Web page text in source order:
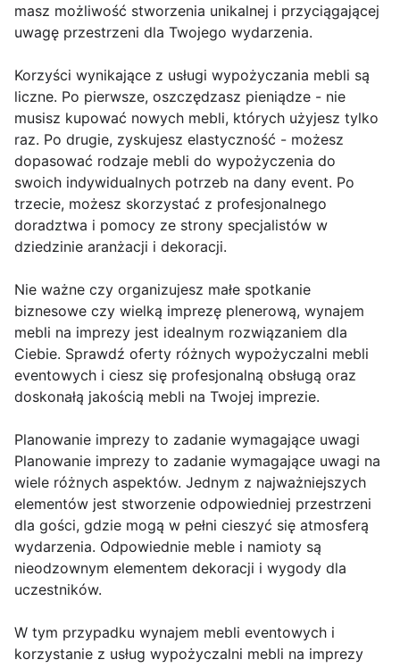
masz możliwość stworzenia unikalnej i przyciągającej
uwagę przestrzeni dla Twojego wydarzenia.
Korzyści wynikające z usługi wypożyczania mebli są
liczne. Po pierwsze, oszczędzasz pieniądze - nie
musisz kupować nowych mebli, których użyjesz tylko
raz. Po drugie, zyskujesz elastyczność - możesz
dopasować rodzaje mebli do wypożyczenia do
swoich indywidualnych potrzeb na dany event. Po
trzecie, możesz skorzystać z profesjonalnego
doradztwa i pomocy ze strony specjalistów w
dziedzinie aranżacji i dekoracji.
Nie ważne czy organizujesz małe spotkanie
biznesowe czy wielką imprezę plenerową, wynajem
mebli na imprezy jest idealnym rozwiązaniem dla
Ciebie. Sprawdź oferty różnych wypożyczalni mebli
eventowych i ciesz się profesjonalną obsługą oraz
doskonałą jakością mebli na Twojej imprezie.
Planowanie imprezy to zadanie wymagające uwagi
Planowanie imprezy to zadanie wymagające uwagi na
wiele różnych aspektów. Jednym z najważniejszych
elementów jest stworzenie odpowiedniej przestrzeni
dla gości, gdzie mogą w pełni cieszyć się atmosferą
wydarzenia. Odpowiednie meble i namioty są
nieodzownym elementem dekoracji i wygody dla
uczestników.
W tym przypadku wynajem mebli eventowych i
korzystanie z usług wypożyczalni mebli na imprezy